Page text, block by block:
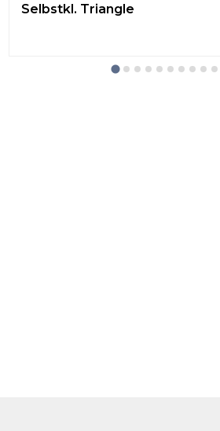
Selbstkl. Triangle